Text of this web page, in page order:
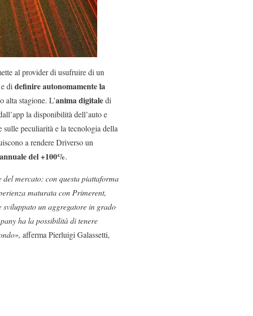
al provider di usufruire di un
e di definire autonomamente la
alta stagione. L’anima digitaledi
la disponibilità dell’auto e
sulle peculiarità e la tecnologia della
a rendere Driverso un
del +100%.
mercato: con questa piattaforma
maturata con Primerent,
sviluppato un aggregatore in grado
ha la possibilità di tenere
afferma Pierluigi Galassetti,